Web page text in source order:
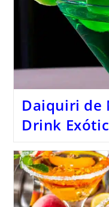
Daiquiri de
Drink